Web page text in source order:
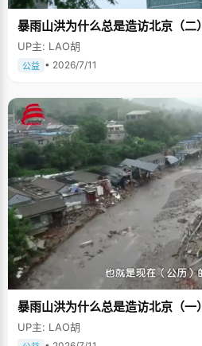
暴雨山洪为什么总是造访北京（二）
UP主: LAO胡
公益 • 2026/7/11
暴雨山洪为什么总是造访北京（一）
UP主: LAO胡